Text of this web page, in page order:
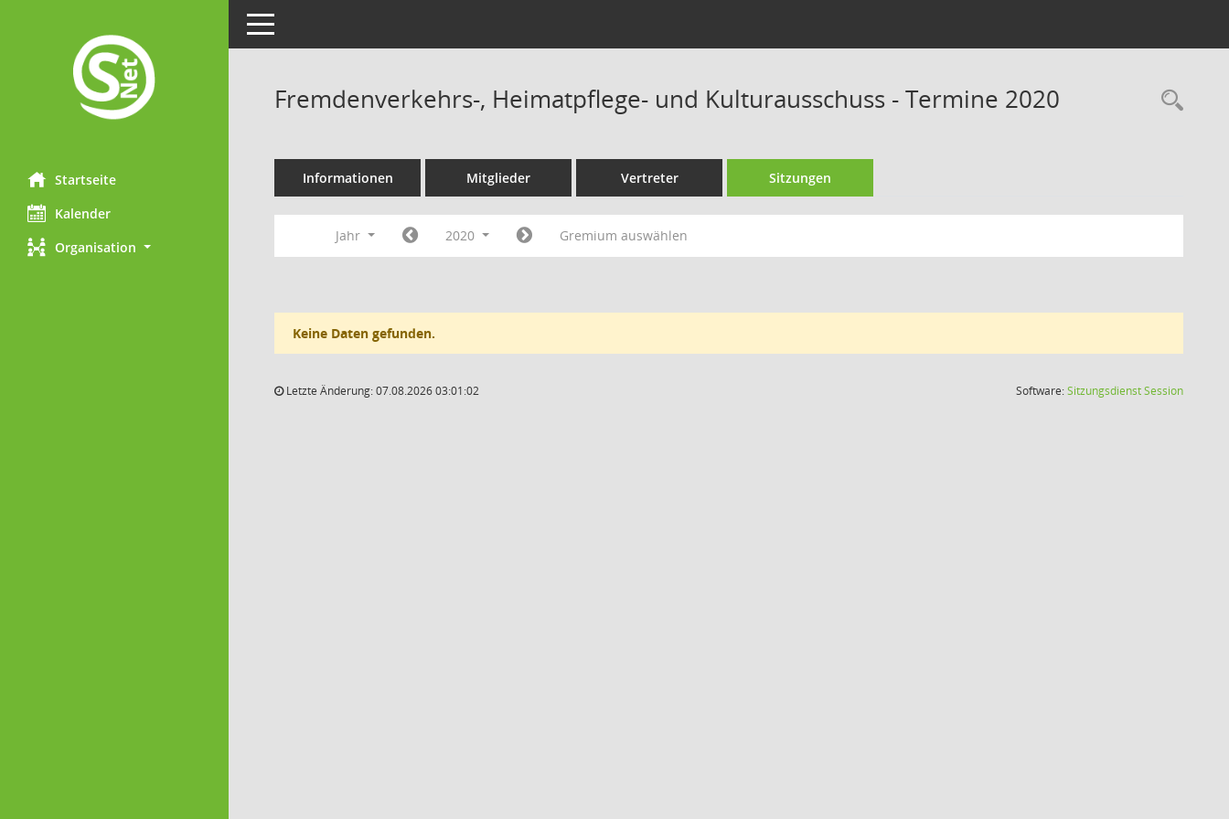
Startseite
Kalender
Organisation
Toggle navigation
Fremdenverkehrs-, Heimatpflege- und Kulturausschuss - Termine 2020
Informationen Mitglieder Vertreter Sitzungen
Jahr 2020 Gremium auswählen
Keine Daten gefunden.
Letzte Änderung: 07.08.2026 03:01:02 Software:SitzungsdienstSession(Wird in